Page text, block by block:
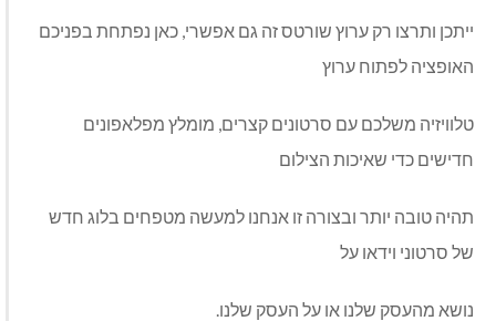
ייתכן ותרצו רק ערוץ שורטס זה גם אפשרי, כאן נפתחת בפניכם
האופציה לפתוח ערוץ
טלוויזיה משלכם עם סרטונים קצרים, מומלץ מפלאפונים
חדישים כדי שאיכות הצילום
תהיה טובה יותר ובצורה זו אנחנו למעשה מטפחים בלוג חדש
של סרטוני וידאו על
נושא מהעסק שלנו או על העסק שלנו.